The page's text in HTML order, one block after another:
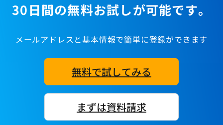
30日間の無料お試しが可能です。
メールアドレスと基本情報で簡単に登録ができます
無料で試してみる
まずは資料請求